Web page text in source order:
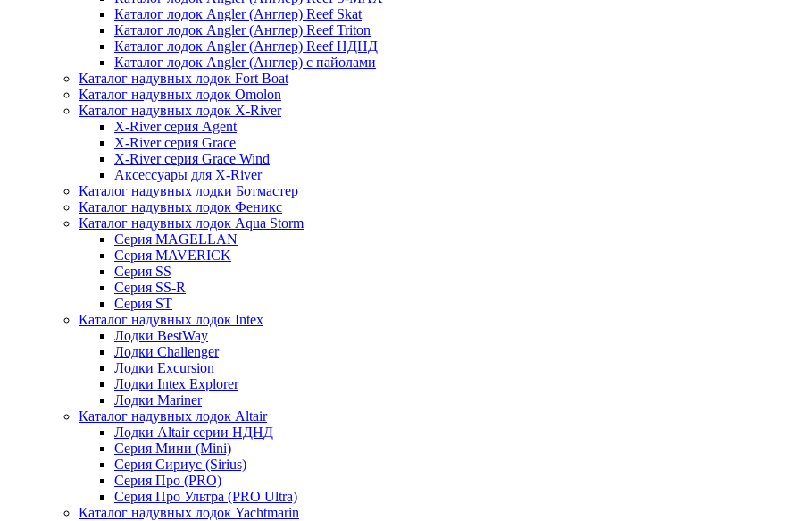
Каталог лодок Angler (Англер) Reef Skat
Каталог лодок Angler (Англер) Reef Triton
Каталог лодок Angler (Англер) Reef НДНД
Каталог лодок Angler (Англер) с пайолами
Каталог надувных лодок Fort Boat
Каталог надувных лодок Omolon
Каталог надувных лодок X-River
X-River серия Agent
X-River серия Grace
X-River серия Grace Wind
Аксессуары для X-River
Каталог надувных лодки Ботмастер
Каталог надувных лодок Феникc
Каталог надувных лодок Aqua Storm
Серия MAGELLAN
Серия MAVERICK
Серия SS
Серия SS-R
Серия ST
Каталог надувных лодок Intex
Лодки BestWay
Лодки Challenger
Лодки Excursion
Лодки Intex Explorer
Лодки Mariner
Каталог надувных лодок Altair
Лодки Altair серии НДНД
Серия Мини (Mini)
Серия Сириус (Sirius)
Серия Про (PRO)
Серия Про Ультра (PRO Ultra)
Каталог надувных лодок Yachtmarin